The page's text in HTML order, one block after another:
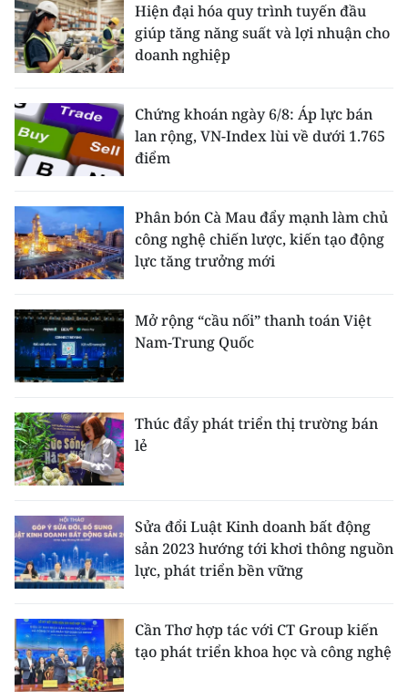
Hiện đại hóa quy trình tuyến đầu
giúp tăng năng suất và lợi nhuận cho
doanh nghiệp
Chứng khoán ngày 6/8: Áp lực bán
lan rộng, VN-Index lùi về dưới 1.765
điểm
Phân bón Cà Mau đẩy mạnh làm chủ
công nghệ chiến lược, kiến tạo động
lực tăng trưởng mới
Mở rộng “cầu nối” thanh toán Việt
Nam-Trung Quốc
Thúc đẩy phát triển thị trường bán
lẻ
Sửa đổi Luật Kinh doanh bất động
sản 2023 hướng tới khơi thông nguồn
lực, phát triển bền vững
Cần Thơ hợp tác với CT Group kiến
tạo phát triển khoa học và công nghệ